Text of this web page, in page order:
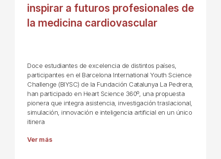
inspirar a futuros profesionales de
la medicina cardiovascular
Doce estudiantes de excelencia de distintos países,
participantes en el Barcelona International Youth Science
Challenge (BIYSC) de la Fundación Catalunya La Pedrera,
han participado en Heart Science 360º, una propuesta
pionera que integra asistencia, investigación traslacional,
simulación, innovación e inteligencia artificial en un único
itinera
Ver más